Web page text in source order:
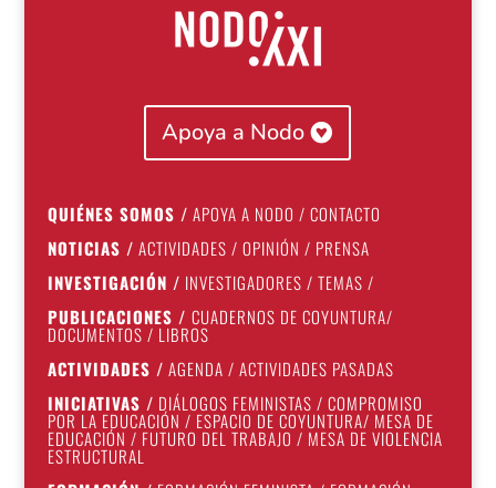
Apoya a Nodo
QUIÉNES SOMOS / APOYA A NODO / CONTACTO
NOTICIAS / ACTIVIDADES / OPINIÓN / PRENSA
INVESTIGACIÓN / INVESTIGADORES / TEMAS /
PUBLICACIONES / CUADERNOS DE COYUNTURA/
DOCUMENTOS / LIBROS
ACTIVIDADES / AGENDA / ACTIVIDADES PASADAS
INICIATIVAS / DIÁLOGOS FEMINISTAS / COMPROMISO
POR LA EDUCACIÓN / ESPACIO DE COYUNTURA/ MESA DE
EDUCACIÓN / FUTURO DEL TRABAJO / MESA DE VIOLENCIA
ESTRUCTURAL